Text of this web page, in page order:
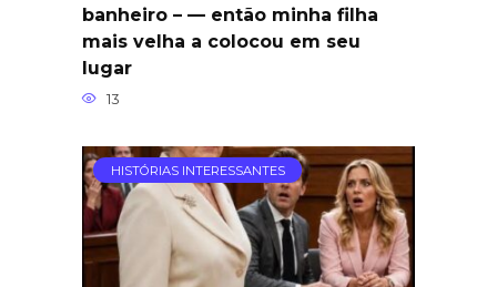
banheiro – — então minha filha
mais velha a colocou em seu
lugar
13
HISTÓRIAS INTERESSANTES